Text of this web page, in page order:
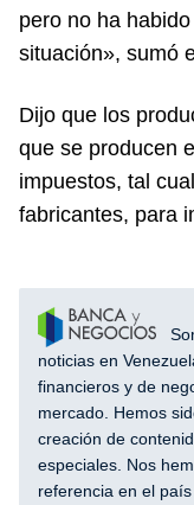
pero no ha
situación», sumó
Dijo que los
que se producen
impuestos, tal
fabricantes, para
noticias en
financieros y de
mercado. Hemos
creación de
especiales. Nos
referencia en el